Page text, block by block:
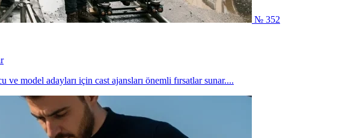
№ 352
model adayları için cast ajansları önemli fırsatlar sunar....